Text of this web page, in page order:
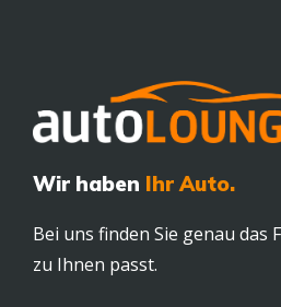
Wir haben Ihr Auto.
Bei uns finden Sie genau das
zu Ihnen passt.